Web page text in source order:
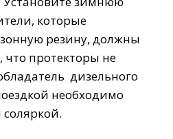
которые
резину, должны
что протекторы не
дизельного
необходимо